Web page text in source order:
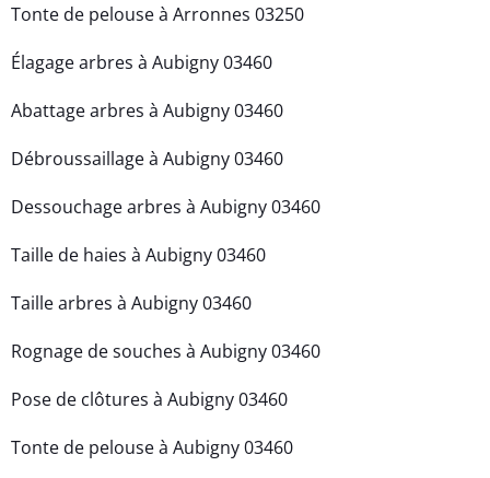
Tonte de pelouse à Arronnes 03250
Élagage arbres à Aubigny 03460
Abattage arbres à Aubigny 03460
Débroussaillage à Aubigny 03460
Dessouchage arbres à Aubigny 03460
Taille de haies à Aubigny 03460
Taille arbres à Aubigny 03460
Rognage de souches à Aubigny 03460
Pose de clôtures à Aubigny 03460
Tonte de pelouse à Aubigny 03460